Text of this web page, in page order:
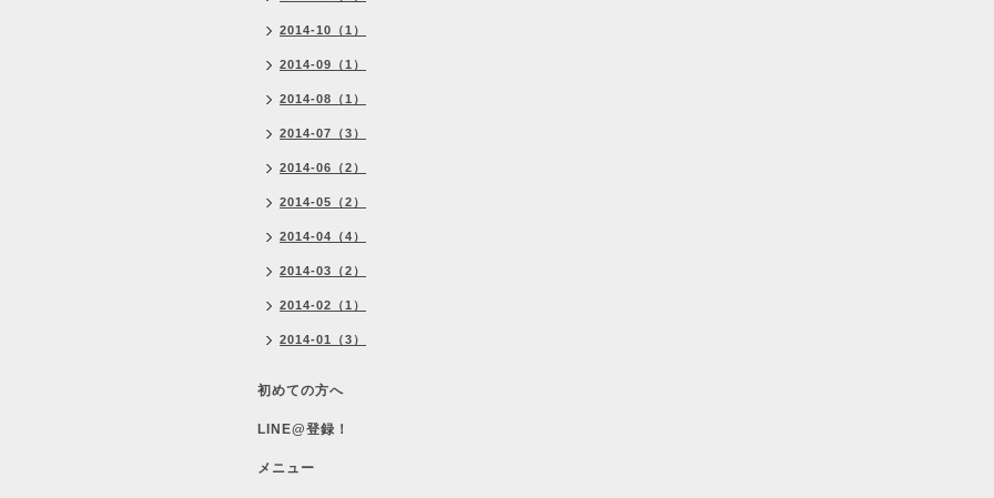
2014-10（1）
2014-09（1）
2014-08（1）
2014-07（3）
2014-06（2）
2014-05（2）
2014-04（4）
2014-03（2）
2014-02（1）
2014-01（3）
初めての方へ
LINE@登録！
メニュー